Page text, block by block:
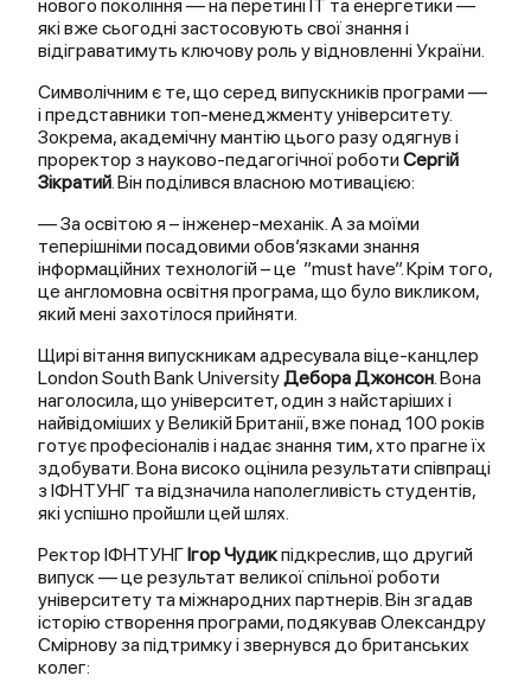
нового покоління — на перетині ІТ та енергетики —
які вже сьогодні застосовують свої знання і
відіграватимуть ключову роль у відновленні України.
Символічним є те, що серед випускників програми —
і представники топ-менеджменту університету.
Зокрема, академічну мантію цього разу одягнув і
проректор з науково-педагогічної роботи Сергій
Зікратий. Він поділився власною мотивацією:
— За освітою я – інженер-механік. А за моїми
теперішніми посадовими обов’язками знання
інформаційних технологій – це ”must have”. Крім того,
це англомовна освітня програма, що було викликом,
який мені захотілося прийняти.
Щирі вітання випускникам адресувала віце-канцлер
London South Bank UniversityДебора Джонсон. Вона
наголосила, що університет, один з найстаріших і
найвідоміших у Великій Британії, вже понад 100 років
готує професіоналів і надає знання тим, хто прагне їх
здобувати. Вона високо оцінила результати співпраці
з ІФНТУНГ та відзначила наполегливість студентів,
які успішно пройшли цей шлях.
Ректор ІФНТУНГІгор Чудикпідкреслив, що другий
випуск — це результат великої спільної роботи
університету та міжнародних партнерів. Він згадав
історію створення програми, подякував Олександру
Смірнову за підтримку і звернувся до британських
колег: